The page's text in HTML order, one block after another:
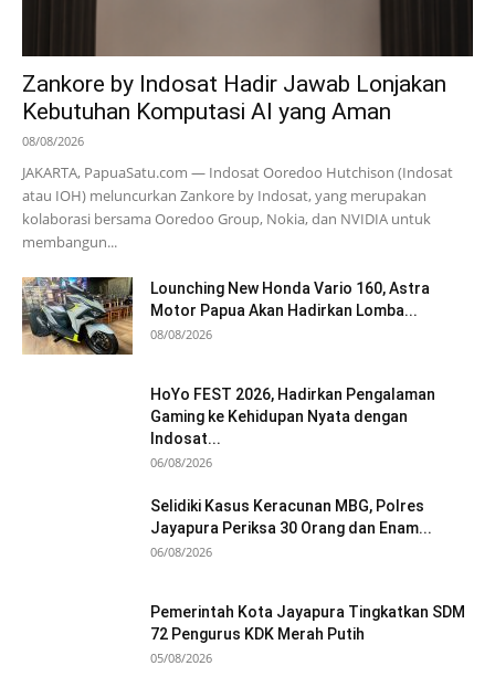
Zankore by Indosat Hadir Jawab Lonjakan
Kebutuhan Komputasi AI yang Aman
08/08/2026
JAKARTA, PapuaSatu.com — Indosat Ooredoo Hutchison (Indosat
atau IOH) meluncurkan Zankore by Indosat, yang merupakan
kolaborasi bersama Ooredoo Group, Nokia, dan NVIDIA untuk
membangun...
Lounching New Honda Vario 160, Astra
Motor Papua Akan Hadirkan Lomba...
08/08/2026
HoYo FEST 2026, Hadirkan Pengalaman
Gaming ke Kehidupan Nyata dengan
Indosat...
06/08/2026
Selidiki Kasus Keracunan MBG, Polres
Jayapura Periksa 30 Orang dan Enam...
06/08/2026
Pemerintah Kota Jayapura Tingkatkan SDM
72 Pengurus KDK Merah Putih
05/08/2026